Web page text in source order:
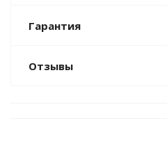
Гарантия
Отзывы